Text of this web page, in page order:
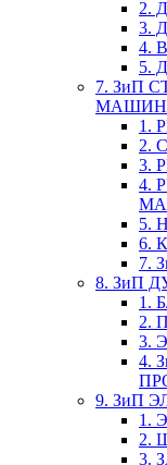
2.
3.
4.
5.
7. ЗиП
МАШИН
1.
2.
3.
4.
5.
6.
7.
8. ЗиП
1.
2.
3.
4.
9. ЗиП
1.
2.
3.